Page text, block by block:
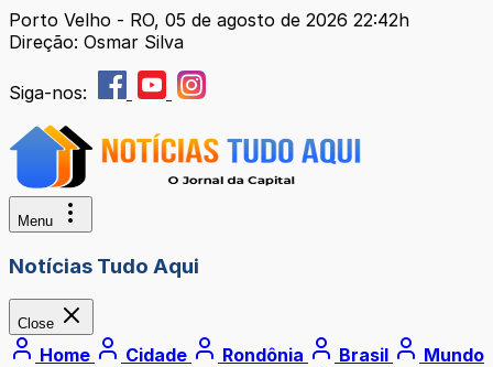
Porto Velho - RO, 05 de agosto de 2026 22:42h
Direção: Osmar Silva
Siga-nos:
Menu
Notícias Tudo Aqui
Close
Home Cidade Rondônia Brasil
Mundo